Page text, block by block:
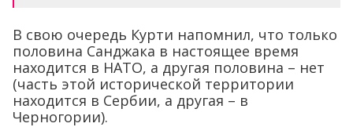
В свою очередь Курти напомнил, что только
половина Санджака в настоящее время
находится в НАТО, а другая половина – нет
(часть этой исторической территории
находится в Сербии, а другая – в
Черногории).